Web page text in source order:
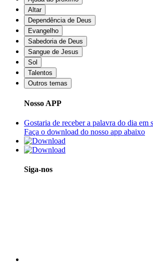
Altar
Dependência de Deus
Evangelho
Sabedoria de Deus
Sangue de Jesus
Sol
Talentos
Outros temas
Nosso APP
Gostaria de receber a palavra do dia em
Faça o download do nosso app abaixo
Siga-nos